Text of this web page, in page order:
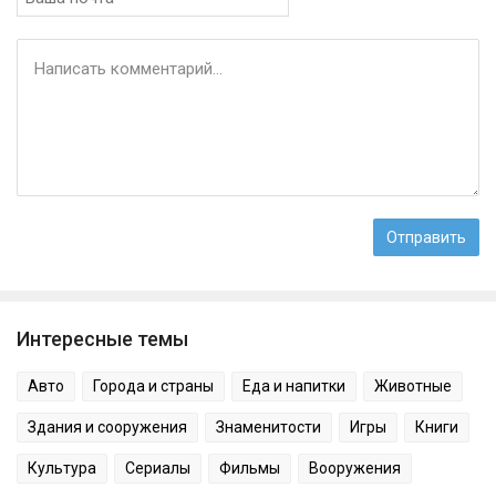
Интересные темы
Авто Города и страны Еда и напитки Животные
Здания и сооружения Знаменитости Игры Книги
Культура Сериалы Фильмы Вооружения